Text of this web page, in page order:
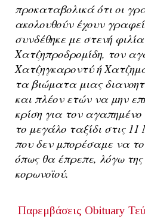
προκαταβολικά ότι οι
ακολουθούν έχουν
συνδέθηκε με στενή
Χατζηπροδρομίδη, τον
Χατζηγκαροντύ ή
τα βιώματα μιας
και πλέον ετών να μην
κρίση για τον
το μεγάλο ταξίδι στις
που δεν μπορέσαμε να
όπως θα έπρεπε, λόγω της
κορωνοϊού.
Παρεμβάσεις Obituary